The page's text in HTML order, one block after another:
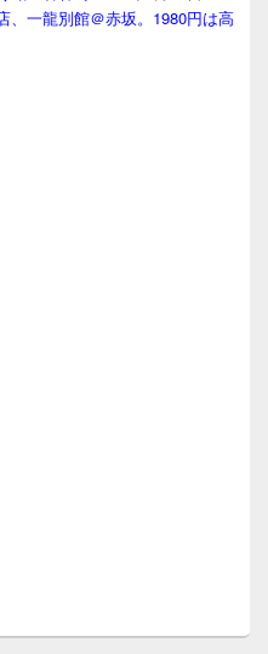
、一龍別館＠赤坂。1980円は高